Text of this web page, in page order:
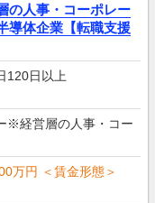
の人事・コーポレー
導体企業【転職支援
120日以上
※経営層の人事・コー
万円 ＜賃金形態＞